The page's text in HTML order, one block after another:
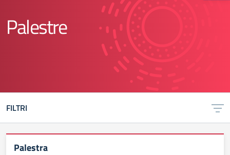
Palestre
FILTRI
Palestra